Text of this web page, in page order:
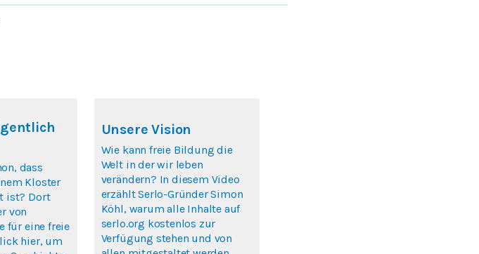
dass
Kloster
ist? Dort
von
für eine freie
hier, um
Unsere Vision
Wie kann freie Bildung die
Welt in der wir leben
verändern? In diesem Video
erzählt Serlo-Gründer Simon
Köhl, warum alle Inhalte auf
serlo.org kostenlos zur
Verfügung stehen und von